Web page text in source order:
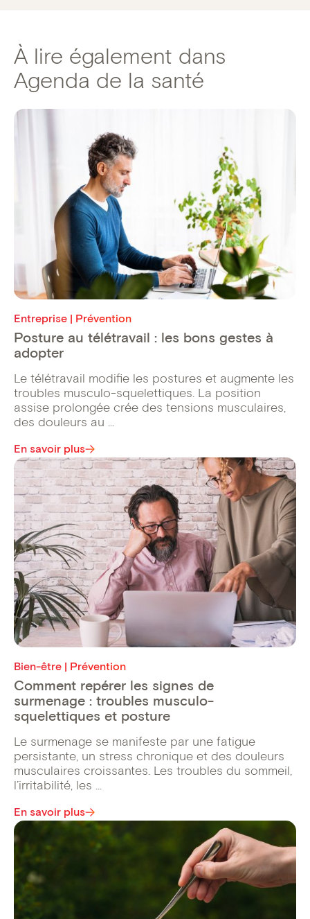
À lire également dans
Agenda de la santé
Entreprise | Prévention
Posture au télétravail : les bons gestes à
adopter
Le télétravail modifie les postures et augmente les
troubles musculo-squelettiques. La position
assise prolongée crée des tensions musculaires,
des douleurs au ...
En savoir plus
Bien-être | Prévention
Comment repérer les signes de
surmenage : troubles musculo-
squelettiques et posture
Le surmenage se manifeste par une fatigue
persistante, un stress chronique et des douleurs
musculaires croissantes. Les troubles du sommeil,
l’irritabilité, les ...
En savoir plus